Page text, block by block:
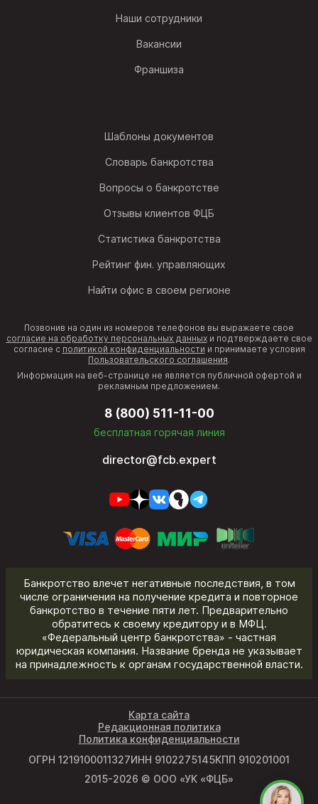
Наши сотрудники
Вакансии
Франшиза
Шаблоны документов
Словарь банкротства
Вопросы о банкротстве
Отзывы клиентов ФЦБ
Статистика банкротства
Рейтинг фин. управляющих
Найти офис в своем регионе
Позвонив на один из номеров телефонов вы выражаете свое
согласие на обработку персональных данныхи подтверждаете свое
согласие с политикой конфиденциальности и принимаете условия
Пользовательского соглашения.
Информация на веб-странице не является публичной офертой и
рекламным предложением.
8 (800) 511-11-00
бесплатная горячая линия
director@fcb.expert
Банкротство влечет негативные последствия, в том
числе ограничения на получение кредита и повторное
банкротство в течение пяти лет. Предварительно
обратитесь к своему кредитору и в МФЦ.
«Федеральный центр банкротства» - частная
юридическая компания. Название бренда не указывает
на принадлежность к органам государственной власти.
ОГРН 1219100011327ИНН 9102275145КПП 910201001
2015-2026 © ООО «УК «ФЦБ»
Карта сайта
Редакционная политика
Политика конфиденциальности